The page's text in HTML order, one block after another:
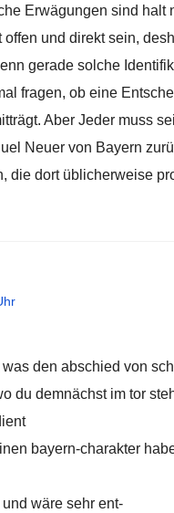
Erwägungen sind halt
offen und direkt sein,
gerade solche
fragen, ob eine
Aber Jeder muss
Neuer von Bayern
die dort üblicherweise
den abschied von
du demnächst im tor
bayern-charakter
wäre sehr ent-